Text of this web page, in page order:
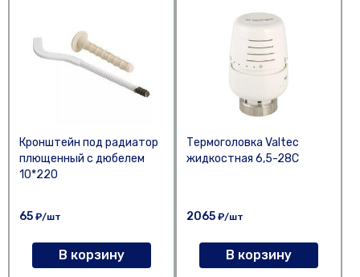
Кронштейн под радиатор
плющенный с дюбелем
10*220
65 ₽/шт
В корзину
Термоголовка Valtec
жидкостная 6,5-28С
2065 ₽/шт
В корзину